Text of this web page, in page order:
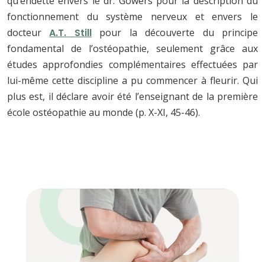
fonctionnement du système nerveux et envers le
docteurA.T. Stillpour la découverte du principe
fondamental de l’ostéopathie, seulement grâce aux
études approfondies complémentaires effectuées par
lui-même cette discipline a pu commencer à fleurir. Qui
plus est, il déclare avoir été l’enseignant de la première
école ostéopathie au monde (p. X-XI, 45-46).